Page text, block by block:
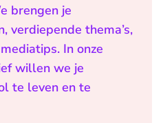
brengen je
verdiepende thema’s,
In onze
willen we je
te leven en te